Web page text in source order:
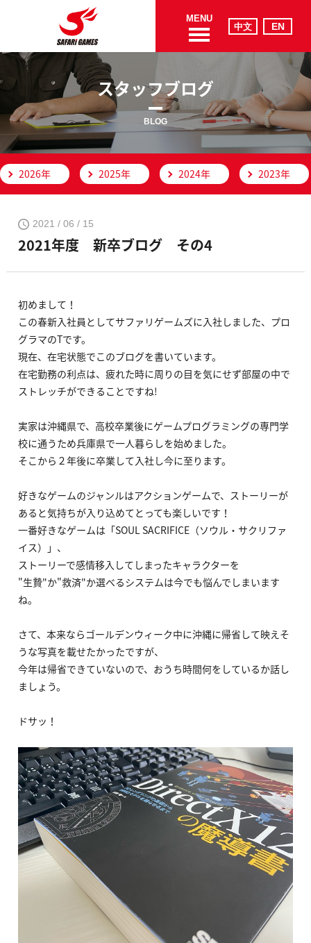
MENU
スタッフブログ
BLOG
2026年 2025年 2024年 2023年
2021 / 06 / 15
2021年度 新卒ブログ その4
初めまして！
この春新入社員としてサファリゲームズに入社しました、プロ
グラマのTです。
現在、在宅状態でこのブログを書いています。
在宅勤務の利点は、疲れた時に周りの目を気にせず部屋の中で
ストレッチができることですね!
実家は沖縄県で、高校卒業後にゲームプログラミングの専門学
校に通うため兵庫県で一人暮らしを始めました。
そこから２年後に卒業して入社し今に至ります。
好きなゲームのジャンルはアクションゲームで、ストーリーが
あると気持ちが入り込めてとっても楽しいです！
一番好きなゲームは「SOUL SACRIFICE（ソウル・サクリファ
イス）」、
ストーリーで感情移入してしまったキャラクターを
"生贄"か"救済"か選べるシステムは今でも悩んでしまいます
ね。
さて、本来ならゴールデンウィーク中に沖縄に帰省して映えそ
うな写真を載せたかったですが、
今年は帰省できていないので、おうち時間何をしているか話し
ましょう。
ドサッ！